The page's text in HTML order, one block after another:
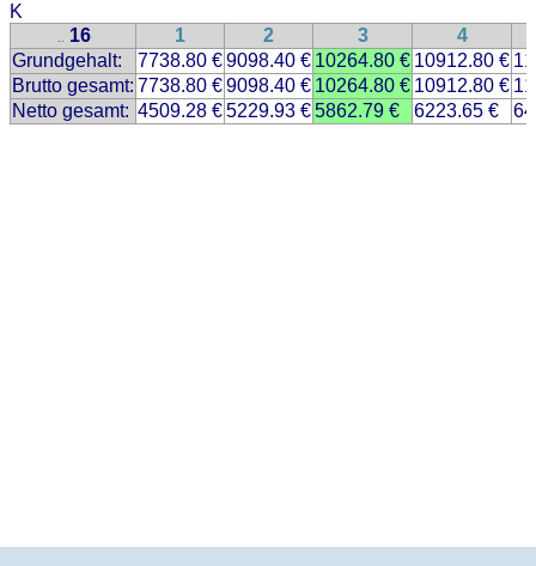
K
.. 16 1 2 3
4
Grundgehalt:
7738.80 €9098.40 € 10264.80 € 10912.80 €
Brutto gesamt: 7738.80 €9098.40 € 10264.80 € 10912.80 €
Netto gesamt: 4509.28 €5229.93 €5862.79 € 6223.65 €